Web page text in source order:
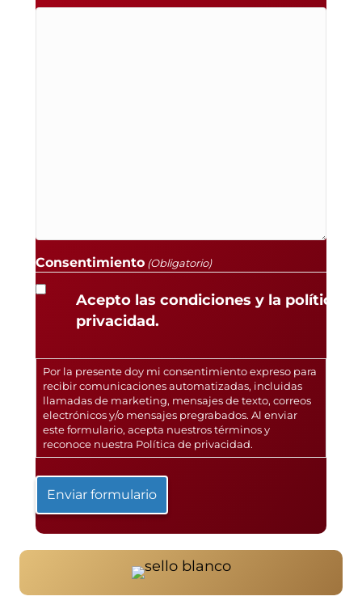
Consentimiento (Obligatorio)
Acepto las condiciones y la política
privacidad.
Por la presente doy mi consentimiento expreso para
recibir comunicaciones automatizadas, incluidas
llamadas de marketing, mensajes de texto, correos
electrónicos y/o mensajes pregrabados. Al enviar
este formulario, acepta nuestros términos y
reconoce nuestra Política de privacidad.